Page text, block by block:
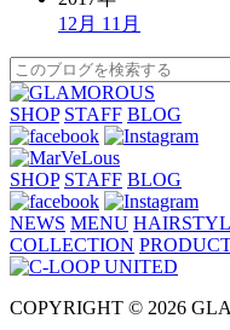
12月 11月
SHOP STAFF BLOG
SHOP STAFF BLOG
NEWS MENU
COLLECTION
COPYRIGHT © 2026